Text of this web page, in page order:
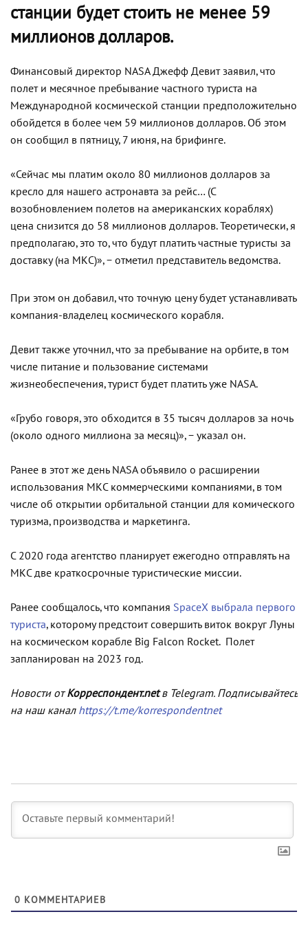
станции будет стоить не менее 59
миллионов долларов.
Финансовый директор NASA Джефф Девит заявил, что
полет и месячное пребывание частного туриста на
Международной космической станции предположительно
обойдется в более чем 59 миллионов долларов. Об этом
он сообщил в пятницу, 7 июня, на брифинге.
«Сейчас мы платим около 80 миллионов долларов за
кресло для нашего астронавта за рейс… (С
возобновлением полетов на американских кораблях)
цена снизится до 58 миллионов долларов. Теоретически, я
предполагаю, это то, что будут платить частные туристы за
доставку (на МКС)», − отметил представитель ведомства.
При этом он добавил, что точную цену будет устанавливать
компания-владелец космического корабля.
Девит также уточнил, что за пребывание на орбите, в том
числе питание и пользование системами
жизнеобеспечения, турист будет платить уже NASA.
«Грубо говоря, это обходится в 35 тысяч долларов за ночь
(около одного миллиона за месяц)», − указал он.
Ранее в этот же день NASA объявило о расширении
использования МКС коммерческими компаниями, в том
числе об открытии орбитальной станции для комического
туризма, производства и маркетинга.
С 2020 года агентство планирует ежегодно отправлять на
МКС две краткосрочные туристические миссии.
Ранее сообщалось, что компания SpaceX выбрала первого
туриста, которому предстоит совершить виток вокруг Луны
на космическом корабле Big Falcon Rocket. Полет
запланирован на 2023 год.
Новости отКорреспондент.netв Telegram. Подписывайтесь
на наш канал https://t.me/korrespondentnet
0 КОММЕНТАРИЕВ